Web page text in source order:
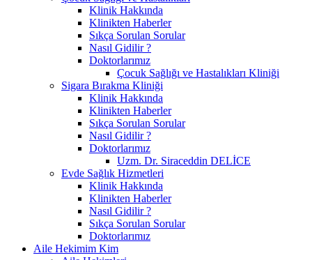
Klinik Hakkında
Klinikten Haberler
Sıkça Sorulan Sorular
Nasıl Gidilir ?
Doktorlarımız
Çocuk Sağlığı ve Hastalıkları Kliniği
Sigara Bırakma Kliniği
Klinik Hakkında
Klinikten Haberler
Sıkça Sorulan Sorular
Nasıl Gidilir ?
Doktorlarımız
Uzm. Dr. Siraceddin DELİCE
Evde Sağlık Hizmetleri
Klinik Hakkında
Klinikten Haberler
Nasıl Gidilir ?
Sıkça Sorulan Sorular
Doktorlarımız
Aile Hekimim Kim